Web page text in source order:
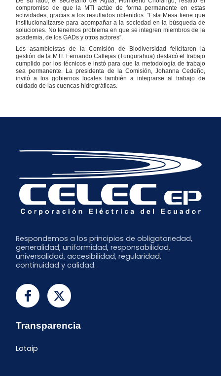
compromiso de que la MTI actúe de forma permanente en estas
actividades, gracias a los resultados obtenidos. “Esta Mesa tiene que
institucionalizarse para acompañar a la sociedad en la búsqueda de
soluciones. No tenemos problema en que se integren miembros de la
academia, de los GADs y otros actores”.
Los asambleístas de la Comisión de Biodiversidad felicitaron la
gestión de la MTI. Fernando Callejas (Tungurahua) destacó el trabajo
cumplido por los técnicos e instó para que la metodología de trabajo
sea permanente. La presidenta de la Comisión, Johanna Cedeño,
invitó a los gobiernos locales también a integrarse al trabajo de
cuidado de las cuencas hidrográficas.
Respondemos a los principios de obligatoriedad,
generalidad, uniformidad, responsabilidad,
universalidad, accesibilidad, regularidad,
continuidad y calidad.
Transparencia
Lotaip